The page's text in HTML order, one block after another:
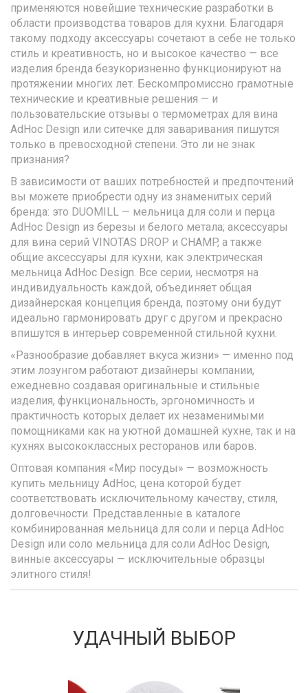
применяются новейшие технические разработки в
области производства товаров для кухни. Благодаря
такому подходу аксессуары сочетают в себе не только
стиль и креативность, но и высокое качество — все
изделия бренда безукоризненно функционируют на
протяжении многих лет. Бескомпромиссно грамотные
технические и креативные решения — и
пользовательские отзывы о термометрах для вина
AdHoc Design или ситечке для заваривания пишутся
только в превосходной степени. Это ли не знак
признания?
В зависимости от ваших потребностей и предпочтений
вы можете приобрести одну из знаменитых серий
бренда: это DUOMILL — мельница для соли и перца
AdHoc Design из березы и белого метала; аксессуары
для вина серий VINOTAS DROP и CHAMP, а также
общие аксессуары для кухни, как электрическая
мельница AdHoc Design. Все серии, несмотря на
индивидуальность каждой, объединяет общая
дизайнерская концепция бренда, поэтому они будут
идеально гармонировать друг с другом и прекрасно
впишутся в интерьер современной стильной кухни.
«Разнообразие добавляет вкуса жизни» — именно под
этим лозунгом работают дизайнеры компании,
ежедневно создавая оригинальные и стильные
изделия, функциональность, эргономичность и
практичность которых делает их незаменимыми
помощниками как на уютной домашней кухне, так и на
кухнях высококлассных ресторанов или баров.
Оптовая компания «Мир посуды» — возможность
купить мельницу AdHoc, цена которой будет
соответствовать исключительному качеству, стиля,
долговечности. Представленные в каталоге
комбинированная мельница для соли и перца AdHoc
Design или соло мельница для соли AdHoc Design,
винные аксессуары — исключительные образцы
элитного стиля!
УДАЧНЫЙ ВЫБОР